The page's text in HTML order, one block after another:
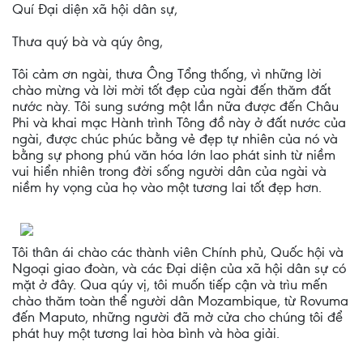
Quí Đại diện xã hội dân sự,
Thưa quý bà và qúy ông,
Tôi cảm ơn ngài, thưa Ông Tổng thống, vì những lời
chào mừng và lời mời tốt đẹp của ngài đến thăm đất
nước này. Tôi sung sướng một lần nữa được đến Châu
Phi và khai mạc Hành trình Tông đồ này ở đất nước của
ngài, được chúc phúc bằng vẻ đẹp tự nhiên của nó và
bằng sự phong phú văn hóa lớn lao phát sinh từ niềm
vui hiển nhiên trong đời sống người dân của ngài và
niềm hy vọng của họ vào một tương lai tốt đẹp hơn.
Tôi thân ái chào các thành viên Chính phủ, Quốc hội và
Ngoại giao đoàn, và các Đại diện của xã hội dân sự có
mặt ở đây. Qua qúy vị, tôi muốn tiếp cận và trìu mến
chào thăm toàn thể người dân Mozambique, từ Rovuma
đến Maputo, những người đã mở cửa cho chúng tôi để
phát huy một tương lai hòa bình và hòa giải.